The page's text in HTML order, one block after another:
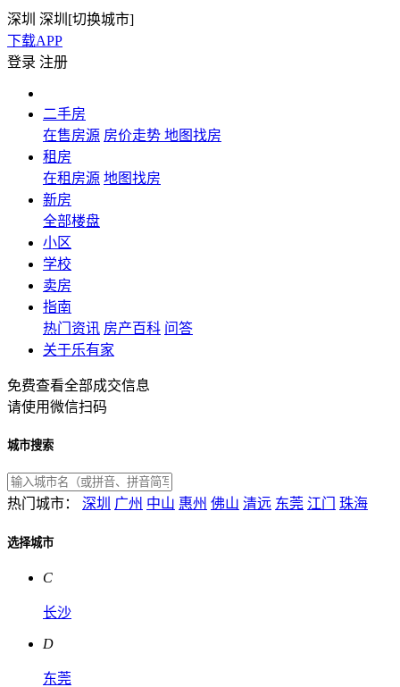
深圳 深圳[切换城市]
下载APP
登录 注册
二手房
在售房源 房价走势 地图找房
租房
在租房源 地图找房
新房
全部楼盘
小区
学校
卖房
指南
热门资讯 房产百科 问答
关于乐有家
免费查看全部成交信息
请使用微信扫码
城市搜索
热门城市： 深圳 广州 中山 惠州 佛山 清远 东莞 江门 珠海
选择城市
C
长沙
D
东莞